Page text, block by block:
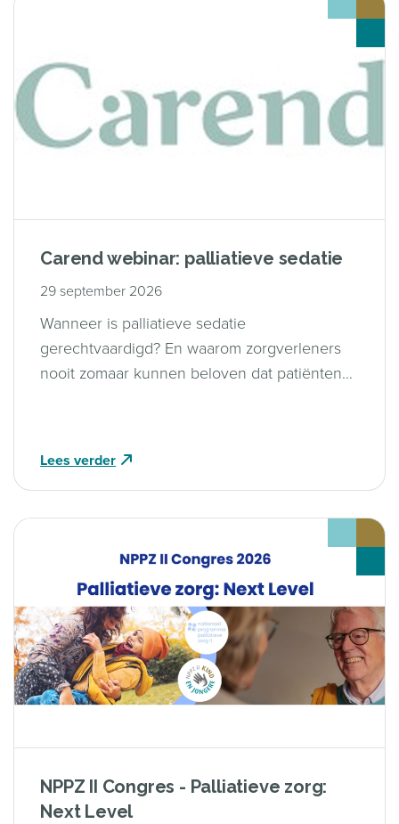
Carend webinar: palliatieve sedatie
29 september 2026
Wanneer is palliatieve sedatie
gerechtvaardigd? En waarom zorgverleners
nooit zomaar kunnen beloven dat patiënten
Lees verder
NPPZ II Congres - Palliatieve zorg:
Next Level